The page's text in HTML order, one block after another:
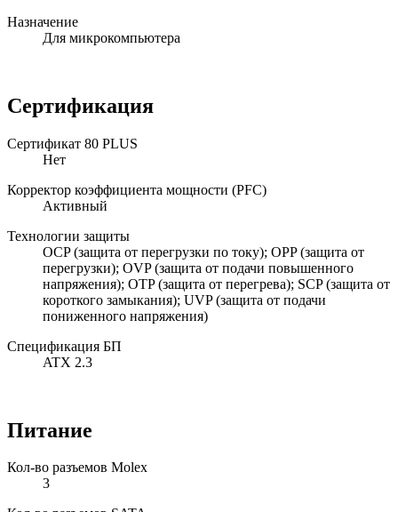
Назначение
Для микрокомпьютера
Сертификация
Сертификат 80 PLUS
Нет
Корректор коэффициента мощности (PFC)
Активный
Технологии защиты
OCP (защита от перегрузки по току); OPP (защита от
перегрузки); OVP (защита от подачи повышенного
напряжения); OTP (защита от перегрева); SCP (защита от
короткого замыкания); UVP (защита от подачи
пониженного напряжения)
Спецификация БП
ATX 2.3
Питание
Кол-во разъемов Molex
3